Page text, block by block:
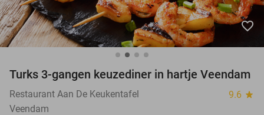
favorite_border
Turks 3-gangen keuzediner in hartje Veendam
Restaurant Aan De Keukentafel 9.6 star
Veendam